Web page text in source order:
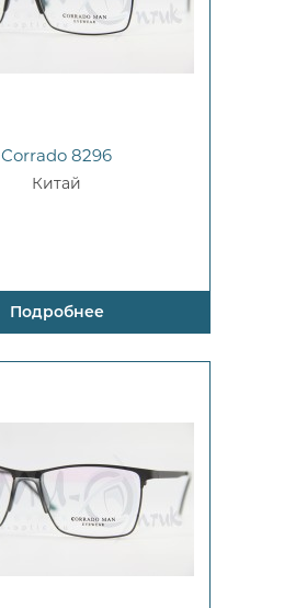
Corrado 8296
Китай
Подробнее